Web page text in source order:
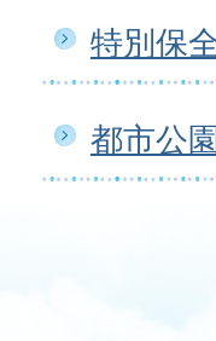
特別保
都市公